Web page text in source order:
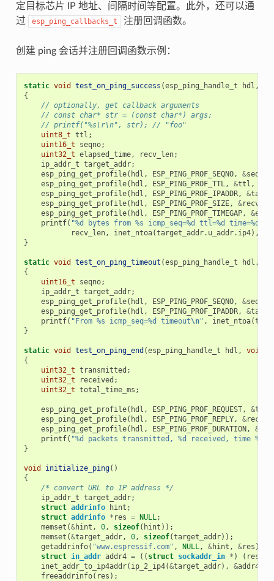
定目标芯片 IP 地址、间隔时间等配置。此外，还可以通
过
esp_ping_callbacks_t 注册回调函数。
创建 ping 会话并注册回调函数示例：
static void test_on_ping_success (esp_ping_handle_t hdl ,
{
// optionally, get callback arguments
// const char* str = (const char*) args;
// printf("%s\r\n", str); // "foo"
uint8_t ttl ;
uint16_t
seqno;
uint32_t elapsed_time, recv_len;
ip_addr_t target_addr;
esp_ping_get_profile( hdl , ESP_PING_PROF_SEQNO, &seqno
esp_ping_get_profile( hdl , ESP_PING_PROF_TTL, &ttl ,
esp_ping_get_profile( hdl , ESP_PING_PROF_IPADDR, &
esp_ping_get_profile( hdl , ESP_PING_PROF_SIZE, &
esp_ping_get_profile( hdl , ESP_PING_PROF_TIMEGAP, &
printf( "%d bytes from %s icmp_seq=%d ttl=%d time=%d ms
recv_len, inet_ntoa(target_addr. u_addr. ip4),
}
static void test_on_ping_timeout (esp_ping_handle_t hdl ,
{
uint16_t
seqno;
ip_addr_t target_addr;
esp_ping_get_profile( hdl , ESP_PING_PROF_SEQNO, &seqno
esp_ping_get_profile( hdl , ESP_PING_PROF_IPADDR, &
printf( "From %s icmp_seq=%d timeout\n" , inet_ntoa(
}
static void test_on_ping_end (esp_ping_handle_t hdl , void
{
uint32_t transmitted ;
uint32_t
received ;
uint32_t total_time_ms ;
esp_ping_get_profile( hdl , ESP_PING_PROF_REQUEST, &
esp_ping_get_profile( hdl , ESP_PING_PROF_REPLY, &
esp_ping_get_profile( hdl , ESP_PING_PROF_DURATION, &
printf( "%d packets transmitted, %d received, time %dms
}
void initialize_ping()
{
/* convert URL to IP address */
ip_addr_t target_addr;
struct addrinfo hint ;
struct addrinfo * res = NULL;
memset (&hint , 0, sizeof( hint ));
memset (&target_addr, 0, sizeof(target_addr));
getaddrinfo( "www.espressif.com" , NULL, &hint , &res );
struct in_addr addr4 = (( struct sockaddr_in * ) ( res
inet_addr_to_ip4addr( ip_2_ip4(&target_addr), &addr4
freeaddrinfo( res );